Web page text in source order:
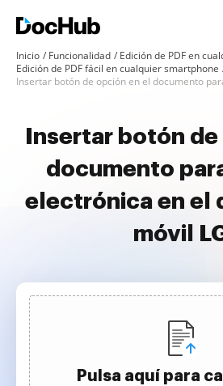
Inicio Funcionalidad
Edición de PDF en
Edición de PDF fácil en cualquier smartphone
Insertar botón de
documento
electrónica en el
móvil
Pulsa aquí para